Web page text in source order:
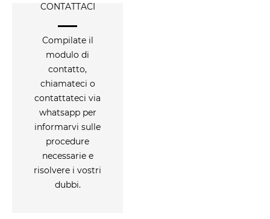
CONTATTACI
Compilate il
modulo di
contatto,
chiamateci o
contattateci via
whatsapp per
informarvi sulle
procedure
necessarie e
risolvere i vostri
dubbi.